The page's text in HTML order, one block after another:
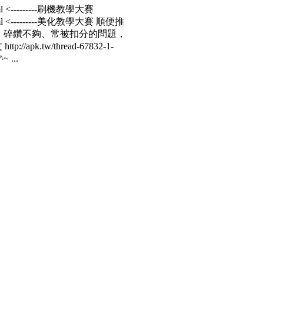
<---------刷機教學大賽
<---------美化教學大賽 順便推
鑽不夠、常被扣分的問題，
apk.tw/thread-67832-1-
...